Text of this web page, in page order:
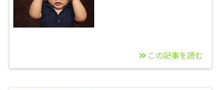
この記事を読む